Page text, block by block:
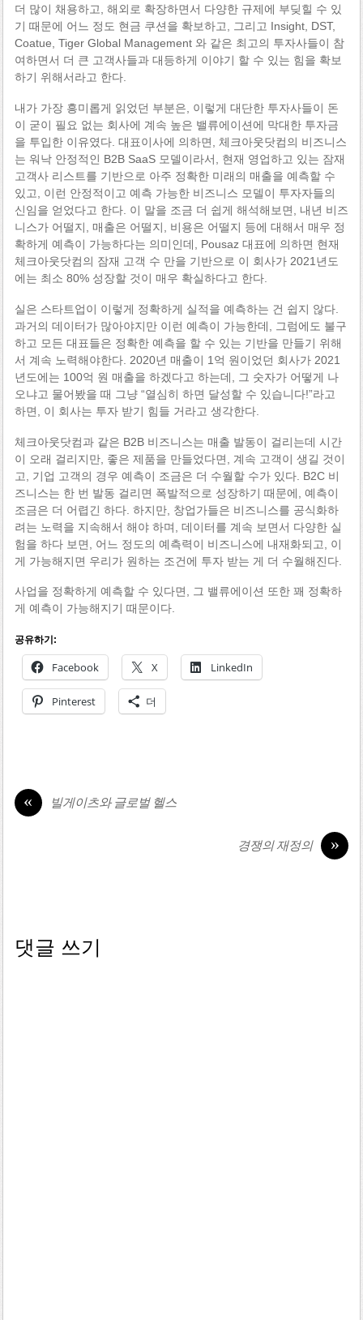
더 많이 채용하고, 해외로 확장하면서 다양한 규제에 부딪힐 수 있
기 때문에 어느 정도 현금 쿠션을 확보하고, 그리고 Insight, DST,
Coatue, Tiger Global Management 와 같은 최고의 투자사들이 참
여하면서 더 큰 고객사들과 대등하게 이야기 할 수 있는 힘을 확보
하기 위해서라고 한다.
내가 가장 흥미롭게 읽었던 부분은, 이렇게 대단한 투자사들이 돈
이 굳이 필요 없는 회사에 계속 높은 밸류에이션에 막대한 투자금
을 투입한 이유였다. 대표이사에 의하면, 체크아웃닷컴의 비즈니스
는 워낙 안정적인 B2B SaaS 모델이라서, 현재 영업하고 있는 잠재
고객사 리스트를 기반으로 아주 정확한 미래의 매출을 예측할 수
있고, 이런 안정적이고 예측 가능한 비즈니스 모델이 투자자들의
신임을 얻었다고 한다. 이 말을 조금 더 쉽게 해석해보면, 내년 비즈
니스가 어떨지, 매출은 어떨지, 비용은 어떨지 등에 대해서 매우 정
확하게 예측이 가능하다는 의미인데, Pousaz 대표에 의하면 현재
체크아웃닷컴의 잠재 고객 수 만을 기반으로 이 회사가 2021년도
에는 최소 80% 성장할 것이 매우 확실하다고 한다.
실은 스타트업이 이렇게 정확하게 실적을 예측하는 건 쉽지 않다.
과거의 데이터가 많아야지만 이런 예측이 가능한데, 그럼에도 불구
하고 모든 대표들은 정확한 예측을 할 수 있는 기반을 만들기 위해
서 계속 노력해야한다. 2020년 매출이 1억 원이었던 회사가 2021
년도에는 100억 원 매출을 하겠다고 하는데, 그 숫자가 어떻게 나
오냐고 물어봤을 때 그냥 “열심히 하면 달성할 수 있습니다!”라고
하면, 이 회사는 투자 받기 힘들 거라고 생각한다.
체크아웃닷컴과 같은 B2B 비즈니스는 매출 발동이 걸리는데 시간
이 오래 걸리지만, 좋은 제품을 만들었다면, 계속 고객이 생길 것이
고, 기업 고객의 경우 예측이 조금은 더 수월할 수가 있다. B2C 비
즈니스는 한 번 발동 걸리면 폭발적으로 성장하기 때문에, 예측이
조금은 더 어렵긴 하다. 하지만, 창업가들은 비즈니스를 공식화하
려는 노력을 지속해서 해야 하며, 데이터를 계속 보면서 다양한 실
험을 하다 보면, 어느 정도의 예측력이 비즈니스에 내재화되고, 이
게 가능해지면 우리가 원하는 조건에 투자 받는 게 더 수월해진다.
사업을 정확하게 예측할 수 있다면, 그 밸류에이션 또한 꽤 정확하
게 예측이 가능해지기 때문이다.
공유하기:
Facebook X LinkedIn
Pinterest 더
« 빌게이츠와 글로벌 헬스
»
경쟁의 재정의
댓글 쓰기